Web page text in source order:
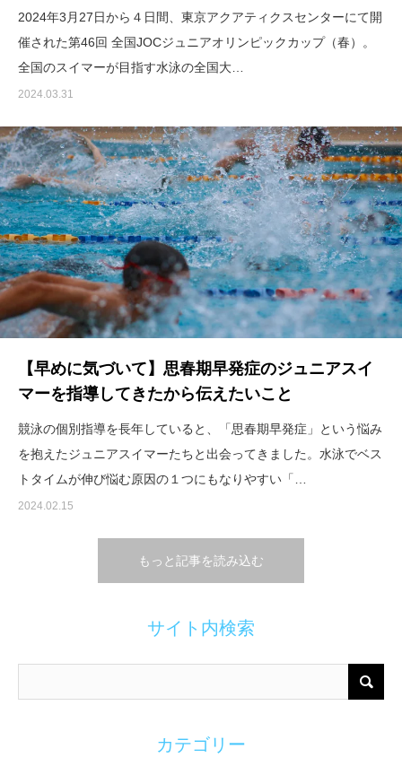
2024年3月27日から４日間、東京アクアティクスセンターにて開
催された第46回 全国JOCジュニアオリンピックカップ（春）。
全国のスイマーが目指す水泳の全国大…
2024.03.31
【早めに気づいて】思春期早発症のジュニアスイ
マーを指導してきたから伝えたいこと
競泳の個別指導を長年していると、「思春期早発症」という悩み
を抱えたジュニアスイマーたちと出会ってきました。水泳でベス
トタイムが伸び悩む原因の１つにもなりやすい「…
2024.02.15
もっと記事を読み込む
サイト内検索
カテゴリー